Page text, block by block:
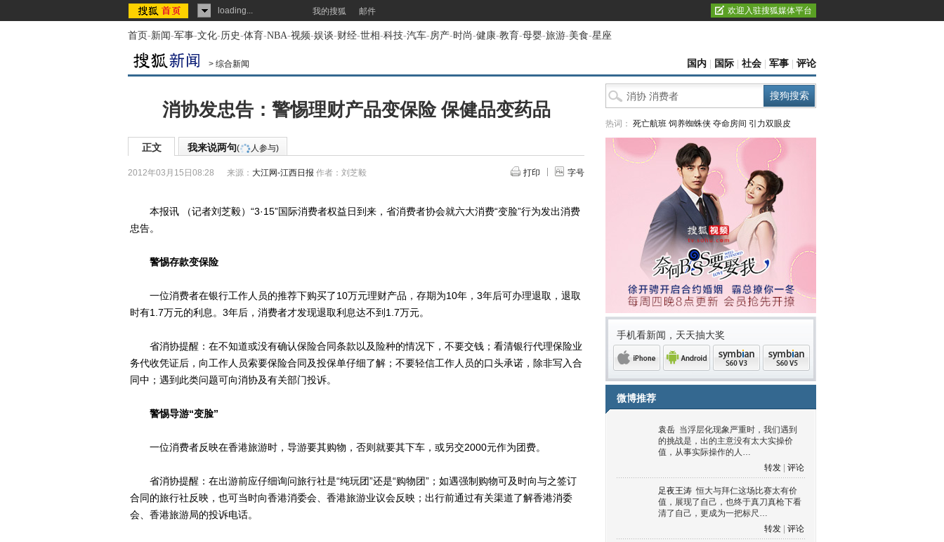
loading... 我的搜狐 邮件 欢迎入驻搜狐媒体平台
首页-新闻-军事-文化-历史-体育-NBA-视频-娱谈-财经-世相-科技-汽车-房产-时尚-健康-教育-母婴-旅游-美食-星座
> 综合新闻 国内 国际 社会 军事 评论
消协发忠告：警惕理财产品变保险 保健品变药品
正文 我来说两句( 人参与)
2012年03月15日08:28 来源： 大江网-江西日报 作者：刘芝毅 打印 字号
本报讯 （记者刘芝毅）“3·15”国际消费者权益日到来，省消费者协会就六大消费“变脸”行为发出消费
忠告。
警惕存款变保险
一位消费者在银行工作人员的推荐下购买了10万元理财产品，存期为10年，3年后可办理退取，退取
时有1.7万元的利息。3年后，消费者才发现退取利息达不到1.7万元。
省消协提醒：在不知道或没有确认保险合同条款以及险种的情况下，不要交钱；看清银行代理保险业
务代收凭证后，向工作人员索要保险合同及投保单仔细了解；不要轻信工作人员的口头承诺，除非写入合
同中；遇到此类问题可向消协及有关部门投诉。
警惕导游“变脸”
一位消费者反映在香港旅游时，导游要其购物，否则就要其下车，或另交2000元作为团费。
省消协提醒：在出游前应仔细询问旅行社是“纯玩团”还是“购物团”；如遇强制购物可及时向与之签订
合同的旅行社反映，也可当时向香港消委会、香港旅游业议会反映；出行前通过有关渠道了解香港消委
会、香港旅游局的投诉电话。
热词： 死亡航班 饲养蜘蛛侠 夺命房间 引力双眼皮
手机看新闻，天天抽大奖
Android symbian
微博推荐
袁岳 当浮层化现象严重时，我们遇到
的挑战是，出的主意没有太大实操价
值，从事实际操作的人…
转发
评论
足夜王涛 恒大与拜仁这场比赛太有价
值，展现了自己，也终于真刀真枪下看
清了自己，更成为一把标尺…
转发
评论